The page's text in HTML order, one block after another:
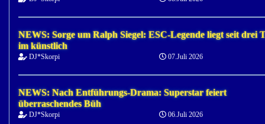
NEWS: Sorge um Ralph Siegel: ESC-Legende liegt seit drei
im künstlich
DJ*Skorpi 07.Juli 2026
NEWS: Nach Entführungs-Drama: Superstar feiert
überraschendes Büh
DJ*Skorpi 06.Juli 2026